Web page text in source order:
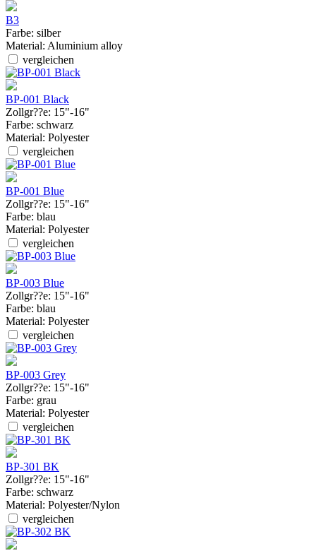
B3
Farbe: silber
Material: Aluminium alloy
vergleichen
BP-001 Black
Zollgr??e: 15"-16"
Farbe: schwarz
Material: Polyester
vergleichen
BP-001 Blue
Zollgr??e: 15"-16"
Farbe: blau
Material: Polyester
vergleichen
BP-003 Blue
Zollgr??e: 15"-16"
Farbe: blau
Material: Polyester
vergleichen
BP-003 Grey
Zollgr??e: 15"-16"
Farbe: grau
Material: Polyester
vergleichen
BP-301 BK
Zollgr??e: 15"-16"
Farbe: schwarz
Material: Polyester/Nylon
vergleichen